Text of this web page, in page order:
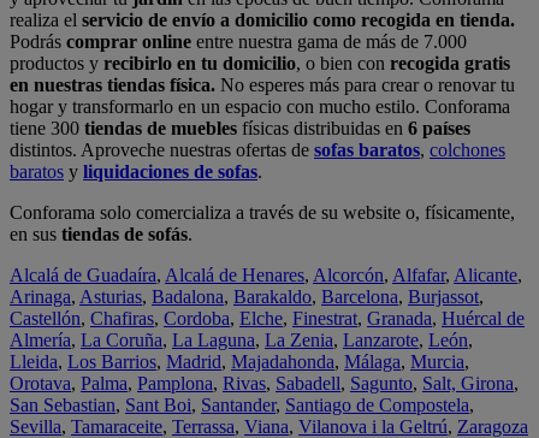
realiza el servicio de envío a domicilio como recogida en tienda.
Podrás comprar online entre nuestra gama de más de 7.000
productos y recibirlo en tu domicilio, o bien con recogida gratis
en nuestras tiendas física. No esperes más para crear o renovar tu
hogar y transformarlo en un espacio con mucho estilo. Conforama
tiene 300 tiendas de muebles físicas distribuidas en 6 países
distintos. Aproveche nuestras ofertas de sofas baratos, colchones
baratos y liquidaciones de sofas.
Conforama solo comercializa a través de su website o, físicamente,
en sus tiendas de sofás.
Alcalá de Guadaíra, Alcalá de Henares, Alcorcón, Alfafar, Alicante,
Arinaga, Asturias, Badalona, Barakaldo, Barcelona, Burjassot,
Castellón, Chafiras, Cordoba, Elche, Finestrat, Granada, Huércal de
Almería, La Coruña, La Laguna, La Zenia, Lanzarote, León,
Lleida, Los Barrios, Madrid, Majadahonda, Málaga, Murcia,
Orotava, Palma, Pamplona, Rivas, Sabadell, Sagunto, Salt, Girona,
San Sebastian, Sant Boi, Santander, Santiago de Compostela,
Sevilla, Tamaraceite, Terrassa, Viana, Vilanova i la Geltrú, Zaragoza